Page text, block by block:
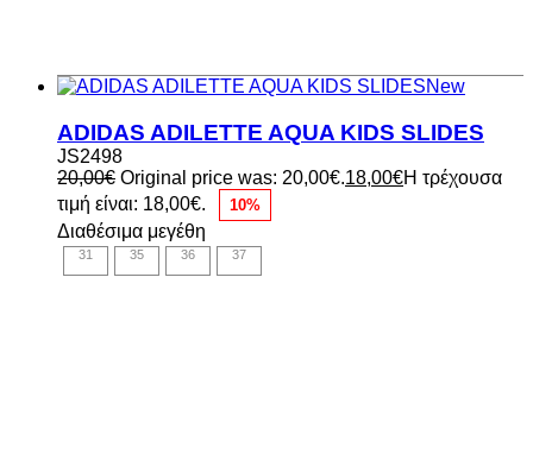
New
ADIDAS ADILETTE AQUA KIDS SLIDES
JS2498
20,00€ Original price was: 20,00€.18,00€Η τρέχουσα
τιμή είναι: 18,00€.
10%
Διαθέσιμα μεγέθη
31 35 36 37